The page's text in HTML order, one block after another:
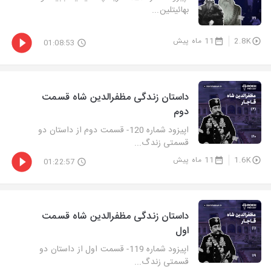
بهائیتلین...
2.8K 11 ماه پیش 01:08:53
داستان زندگی مظفرالدین شاه قسمت
دوم
اپیزود شماره 120- قسمت دوم از داستان دو
قسمتی زندگ...
1.6K 11 ماه پیش 01:22:57
داستان زندگی مظفرالدین شاه قسمت
اول
اپیزود شماره 119- قسمت اول از داستان دو
قسمتی زندگ...